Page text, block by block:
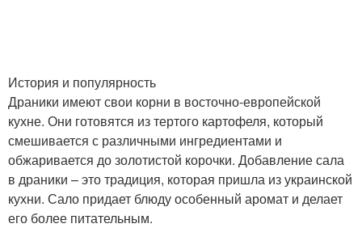
История и популярность
Драники имеют свои корни в восточно-европейской
кухне. Они готовятся из тертого картофеля, который
смешивается с различными ингредиентами и
обжаривается до золотистой корочки. Добавление сала
в драники – это традиция, которая пришла из украинской
кухни. Сало придает блюду особенный аромат и делает
его более питательным.